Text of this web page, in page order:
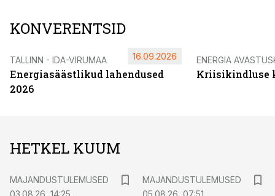
KONVERENTSID
TALLINN - IDA-VIRUMAA
Energiasäästlikud lahendused
2026
16.09.2026 ENERGIA
Kriisikindluse
HETKEL KUUM
MAJANDUSTULEMUSED
03.08.26, 14:25
MAJANDUSTULEMUSED
05.08.26, 07:51